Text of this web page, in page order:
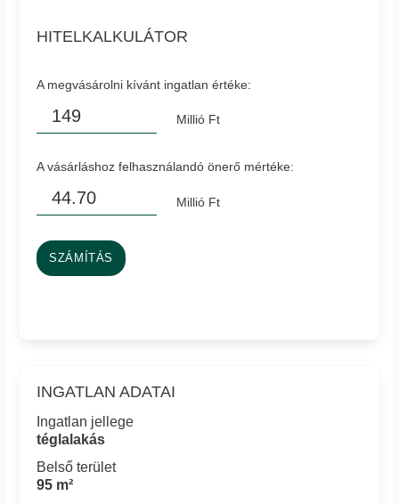
HITELKALKULÁTOR
A megvásárolni kívánt ingatlan értéke:
Millió Ft
A vásárláshoz felhasználandó önerő mértéke:
Millió Ft
SZÁMÍTÁS
INGATLAN ADATAI
Ingatlan jellege
téglalakás
Belső terület
95 m²